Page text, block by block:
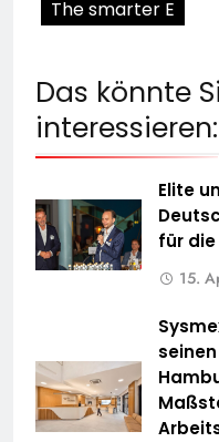
The smarter E
Das könnte
interessieren:
Elite
für
15.